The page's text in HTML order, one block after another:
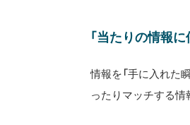
「当たりの情報
情報を「手に入れた
ったりマッチする情